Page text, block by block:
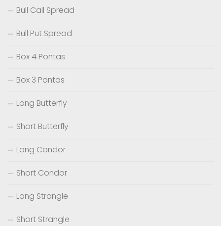
Bull Call Spread
Bull Put Spread
Box 4 Pontas
Box 3 Pontas
Long Butterfly
Short Butterfly
Long Condor
Short Condor
Long Strangle
Short Strangle